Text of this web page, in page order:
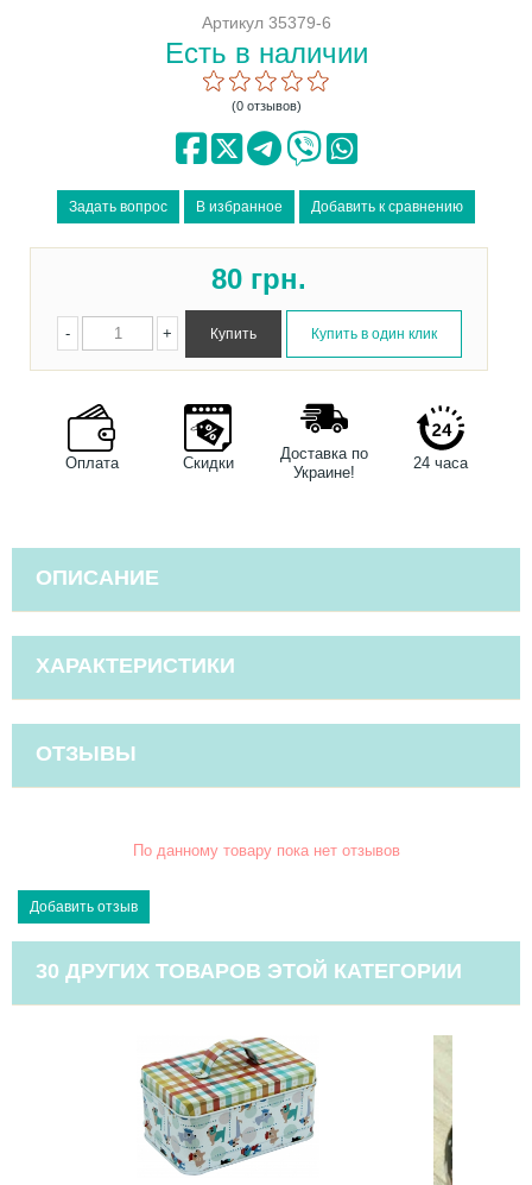
Артикул 35379-6
Есть в наличии
(0 отзывов)
80 грн.
+
-
Оплата Скидки
Доставка по
Украине!
24 часа
ОПИСАНИЕ
ХАРАКТЕРИСТИКИ
ОТЗЫВЫ
По данному товару пока нет отзывов
30 ДРУГИХ ТОВАРОВ ЭТОЙ КАТЕГОРИИ